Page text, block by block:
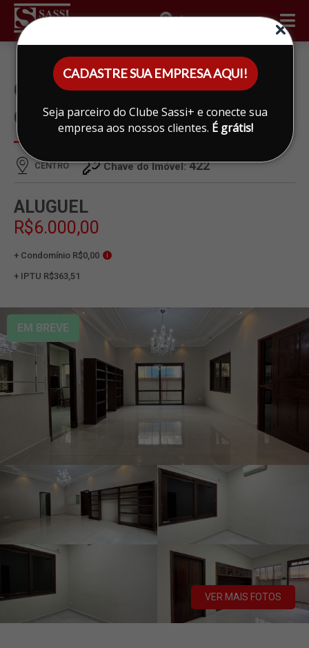
CADASTRE SUA EMPRESA AQUI!
Seja parceiro do Clube Sassi+ e conecte sua
empresa aos nossos clientes. É grátis!
ÁREA DO CLIENTE
CASA PARA ALUGAR EM
CENTRO, LIMEIRA
CENTRO Chave do Imóvel:422
ALUGUEL
R$6.000,00
+ Condomínio R$0,00 i
+ IPTU R$363,51
EM BREVE
VER MAIS FOTOS